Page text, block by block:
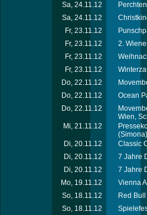
Sa, 24.11.12
Sa, 24.11.12
Fr, 23.11.12
Fr, 23.11.12
2.
Fr, 23.11.12
Fr, 23.11.12
Do, 22.11.12
Do, 22.11.12
Ocean
Do, 22.11.12
Wien,
Mi, 21.11.12
(Simona)
Di, 20.11.12
Classic
Di, 20.11.12
7 Jahre
Di, 20.11.12
7 Jahre
Mo, 19.11.12
Vienna
So, 18.11.12
Red
So, 18.11.12